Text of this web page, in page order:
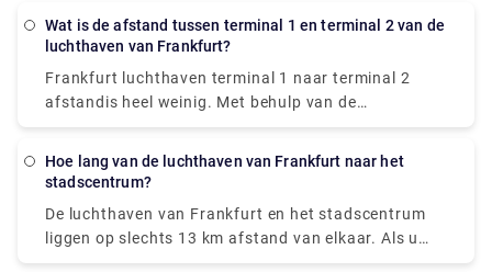
per trein, die tussen €8 en €11 kost en 1 uur en 10
luchthaven van frankfurtgemakkelijk kan worden
doorkruist.
Wat is de afstand tussen terminal 1 en terminal 2 van de
luchthaven van Frankfurt?
Frankfurt luchthaven terminal 1 naar terminal 2
afstand is heel weinig. Met behulp van de
grondshuttletrein is de reis minder dan 5 minuten
Terminal 2 naar de check-ins van de vertrekgates in
Sky Train.
Hoe lang van de luchthaven van Frankfurt naar het
stadscentrum?
De luchthaven van Frankfurt en het stadscentrum
liggen op slechts 13 km afstand van elkaar. Als u
met de auto reist, duurt het 20 minuten, terwijl u